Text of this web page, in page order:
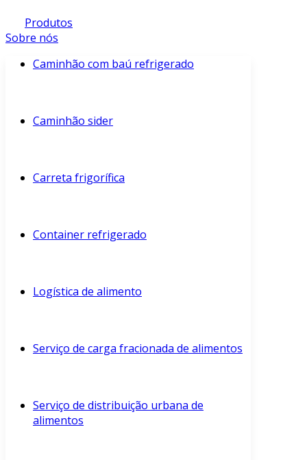
Produtos
Sobre nós
Caminhão com baú refrigerado
Caminhão sider
Carreta frigorífica
Container refrigerado
Logística de alimento
Serviço de carga fracionada de alimentos
Serviço de distribuição urbana de
alimentos